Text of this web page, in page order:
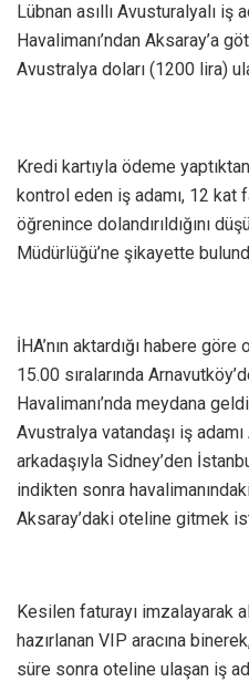
Lübnan asıllı Avusturalyalı iş
Havalimanı’ndan Aksaray’a
Avustralya doları (1200 lira)
Kredi kartıyla ödeme
kontrol eden iş adamı, 12
öğrenince dolandırıldığını
Müdürlüğü’ne şikayette
İHA’nın aktardığı habere
15.00 sıralarında
Havalimanı’nda meydana
Avustralya vatandaşı iş
arkadaşıyla Sidney’den
indikten sonra
Aksaray’daki oteline gitmek
Kesilen faturayı imzalayarak
hazırlanan VIP aracına
süre sonra oteline ulaşan iş